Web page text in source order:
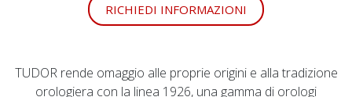
RICHIEDI INFORMAZIONI
TUDOR rende omaggio alle proprie origini e alla tradizione
orologiera con la linea 1926, una gamma di orologi